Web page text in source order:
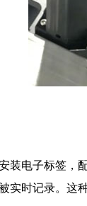
装电子标签，
实时记录。这